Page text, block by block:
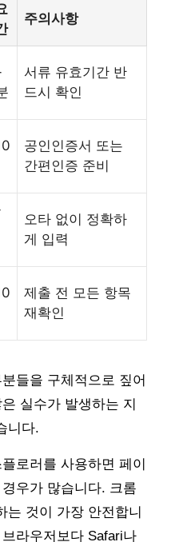
주의사항
서류 유효기간 반
드시 확인
공인인증서 또는
간편인증 준비
오타 없이 정확하
게 입력
제출 전 모든 항목
재확인
들을 구체적으로 짚어
실수가 발생하는 지
니다.
로러를 사용하면 페이
우가 많습니다. 크롬
는 것이 가장 안전합니
라우저보다 Safari나